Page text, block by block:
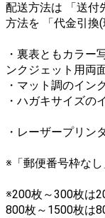
配送方法は 「送付
方法を 「代金引換
・裏表ともカラー
ンクジェット用両
・マット調のイン
・ハガキサイズの
・レーザープリン
※「郵便番号枠なし
※200枚～300枚は
800枚～1500枚は